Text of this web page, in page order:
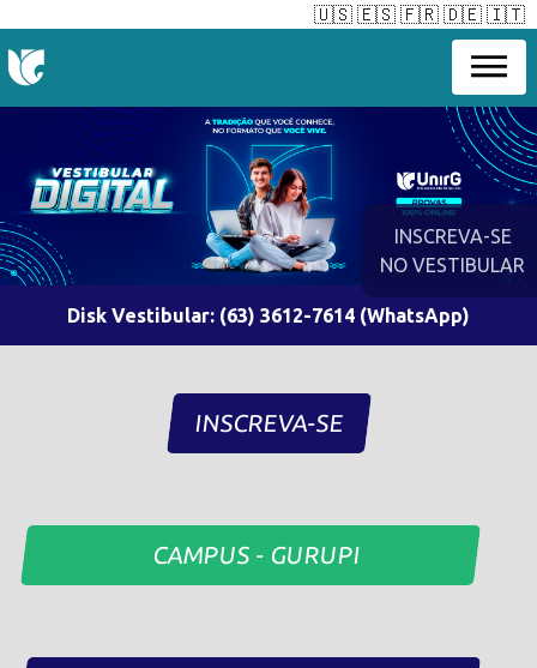
INSCREVA-SE
NO VESTIBULAR
🇺🇸 🇪🇸 🇫🇷 🇩🇪 🇮🇹
Disk Vestibular: (63) 3612-7614 (WhatsApp)
INSCREVA-SE
CAMPUS - GURUPI